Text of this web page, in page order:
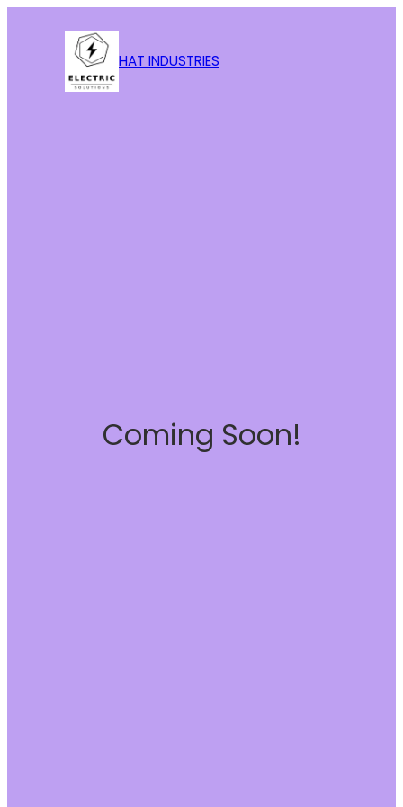
HAT INDUSTRIES
Coming Soon!